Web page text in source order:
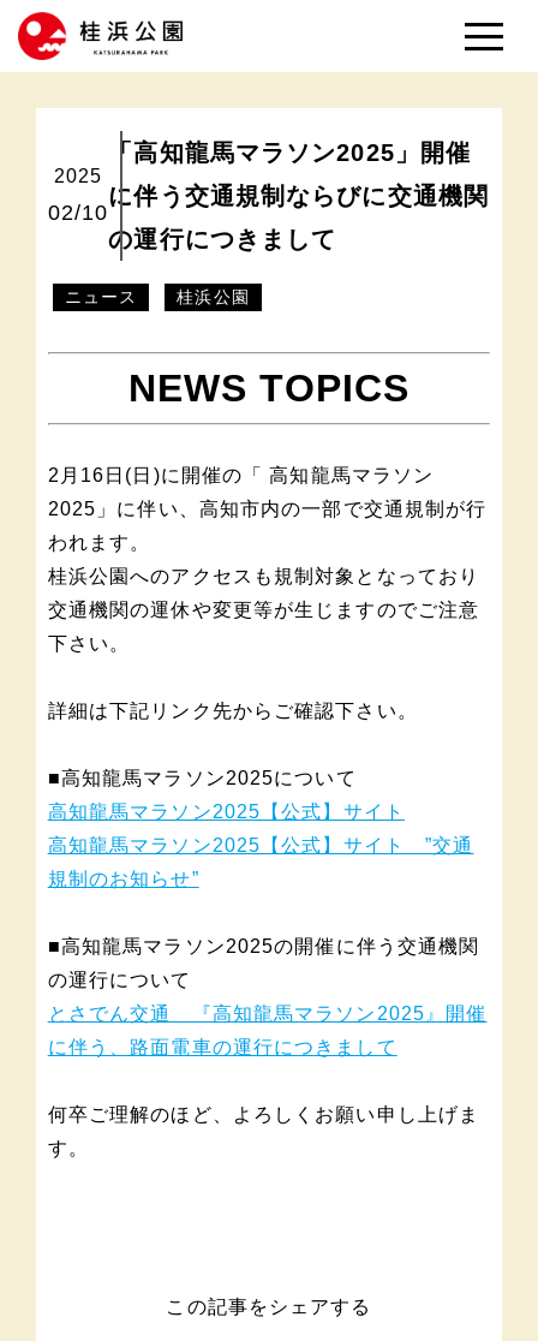
2025
02/10
「高知龍馬マラソン2025」開催
に伴う交通規制ならびに交通機関
の運行につきまして
ニュース 桂浜公園
NEWS TOPICS
2月16日(日)に開催の「 高知龍馬マラソン
2025」に伴い、高知市内の一部で交通規制が行
われます。
桂浜公園へのアクセスも規制対象となっており
交通機関の運休や変更等が生じますのでご注意
下さい。
詳細は下記リンク先からご確認下さい。
■高知龍馬マラソン2025について
高知龍馬マラソン2025【公式】サイト
高知龍馬マラソン2025【公式】サイト ”交通
規制のお知らせ”
■高知龍馬マラソン2025の開催に伴う交通機関
の運行について
とさでん交通 『高知龍馬マラソン2025』開催
に伴う、路面電車の運行につきまして
何卒ご理解のほど、よろしくお願い申し上げま
す。
この記事をシェアする